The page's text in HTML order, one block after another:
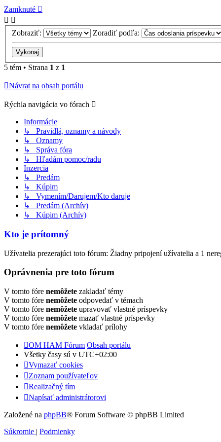
Zamknuté
Zobraziť: Zoradiť podľa:
5 tém • Strana 1 z 1
Návrat na obsah portálu
Rýchla navigácia vo fórach
Informácie
↳ Pravidlá, oznamy a návody
↳ Oznamy
↳ Správa fóra
↳ Hľadám pomoc/radu
Inzercia
↳ Predám
↳ Kúpim
↳ Vymením/Darujem/Kto daruje
↳ Predám (Archív)
↳ Kúpim (Archív)
Kto je prítomný
Užívatelia prezerajúci toto fórum: Žiadny pripojení užívatelia a 1
Oprávnenia pre toto fórum
V tomto fóre nemôžete zakladať témy
V tomto fóre nemôžete odpovedať v témach
V tomto fóre nemôžete upravovať vlastné príspevky
V tomto fóre nemôžete mazať vlastné príspevky
V tomto fóre nemôžete vkladať prílohy
OM HAM Fórum Obsah portálu
Všetky časy sú v UTC+02:00
Vymazať cookies
Zoznam používateľov
Realizačný tím
Napísať administrátorovi
Založené na phpBB® Forum Software © phpBB Limited
Súkromie | Podmienky